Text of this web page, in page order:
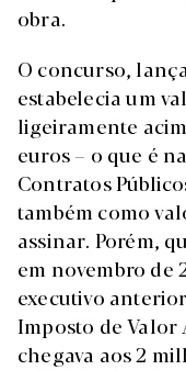
obra.
O concurso,
estabelecia um
ligeiramente
euros – o que é
Contratos
também como
assinar. Porém,
em novembro de
executivo
Imposto de Valor
chegava aos 2